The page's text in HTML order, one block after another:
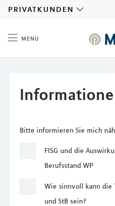
privatkunden
menü
Bitte informieren Sie mich
FISG und die
Berufsstand WP
Wie sinnvoll kann die
und StB sein?